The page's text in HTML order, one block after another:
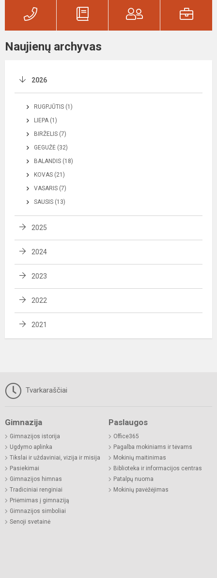
Naujienų archyvas
2026
RUGPJŪTIS (1)
LIEPA (1)
BIRŽELIS (7)
GEGUŽĖ (32)
BALANDIS (18)
KOVAS (21)
VASARIS (7)
SAUSIS (13)
2025
2024
2023
2022
2021
Tvarkaraščiai
Gimnazija
Gimnazijos istorija
Ugdymo aplinka
Tikslai ir uždaviniai, vizija ir misija
Pasiekimai
Gimnazijos himnas
Tradiciniai renginiai
Priėmimas į gimnaziją
Gimnazijos simboliai
Senoji svetainė
Paslaugos
Office365
Pagalba mokiniams ir tėvams
Mokinių maitinimas
Biblioteka ir informacijos centras
Patalpų nuoma
Mokinių pavėžėjimas